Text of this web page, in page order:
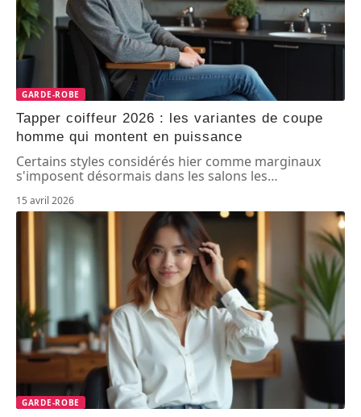
GARDE-ROBE
Tapper coiffeur 2026 : les variantes de coupe
homme qui montent en puissance
Certains styles considérés hier comme marginaux
s'imposent désormais dans les salons les…
15 avril 2026
GARDE-ROBE